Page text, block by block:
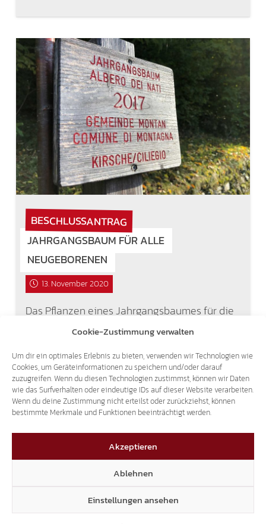
Cookie-Zustimmung verwalten
Um dir ein optimales Erlebnis zu bieten, verwenden wir Technologien wie
Cookies, um Geräteinformationen zu speichern und/oder darauf
zuzugreifen. Wenn du diesen Technologien zustimmst, können wir Daten
wie das Surfverhalten oder eindeutige IDs auf dieser Website verarbeiten.
Wenn du deine Zustimmung nicht erteilst oder zurückziehst, können
bestimmte Merkmale und Funktionen beeinträchtigt werden.
Akzeptieren
Ablehnen
Einstellungen ansehen
BESCHLUSSANTRAG
JAHRGANGSBAUM FÜR ALLE
NEUGEBORENEN
13. November 2020
Das Pflanzen eines Jahrgangsbaumes für die
Gemeinden (Naturns, Kaltern, Terlan, Martell,
Montan usw.) erfolgreich praktiziert. Es ist in
diesen Gemeinden bereits zur Tradition
geworden für…